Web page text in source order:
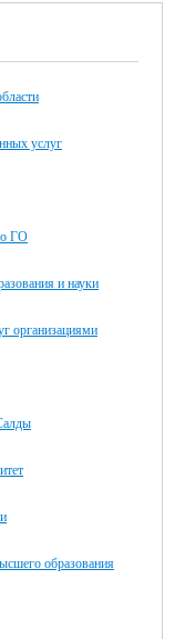
услуг
ГО
и науки
организациями
образования